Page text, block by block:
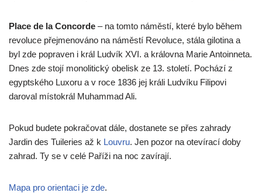
Place de la Concorde – na tomto náměstí, které bylo během
revoluce přejmenováno na náměstí Revoluce, stála gilotina a
byl zde popraven i král Ludvík XVI. a královna Marie Antoinneta.
Dnes zde stojí monolitický obelisk ze 13. století. Pochází z
egyptského Luxoru a v roce 1836 jej králi Ludvíku Filipovi
daroval místokrál Muhammad Ali.
Pokud budete pokračovat dále, dostanete se přes zahrady
Jardin des Tuileries až k Louvru. Jen pozor na otevírací doby
zahrad. Ty se v celé Paříži na noc zavírají.
Mapa pro orientaci je zde.